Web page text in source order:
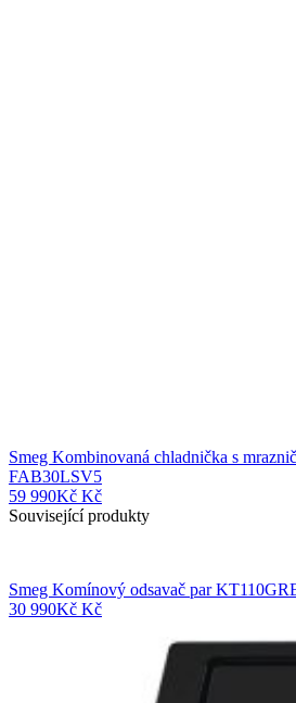
Smeg Kombinovaná chladnička s
FAB30LSV5
59 990Kč Kč
Související produkty
Smeg Komínový odsavač par
30 990Kč Kč